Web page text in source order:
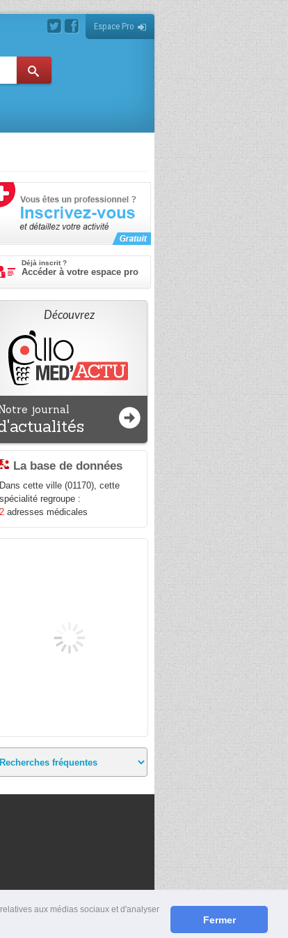
aux médias sociaux et d'analyser
Fermer
Espace Pro
Déjà inscrit ?
Accéder à votre espace pro
Découvrez
journal
La base de données
Dans cette ville (01170), cette
spécialité regroupe :
2 adresses médicales